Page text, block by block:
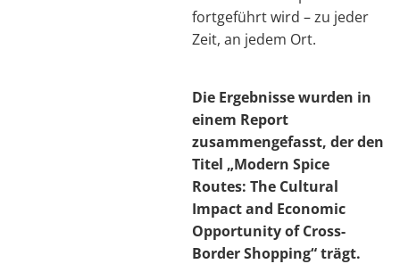
fortgeführt wird – zu jeder
Zeit, an jedem Ort.
Die Ergebnisse wurden in
einem Report
zusammengefasst, der den
Titel „Modern Spice
Routes: The Cultural
Impact and Economic
Opportunity of Cross-
Border Shopping“ trägt.